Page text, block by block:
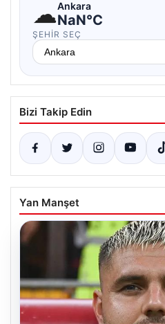
☁Ankara
NaN°C
ŞEHIR SEÇ
Bizi Takip Edin
Yan Manşet